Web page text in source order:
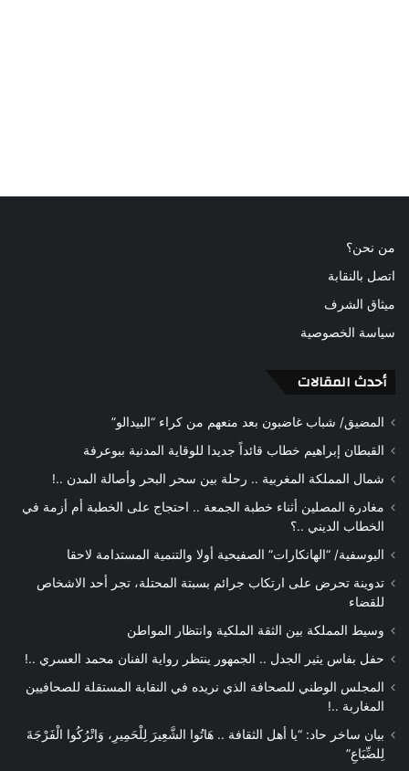
من نحن؟
اتصل بالنقابة
ميثاق الشرف
سياسة الخصوصية
أحدث المقالات
المضيق/ شباب غاضبون بعد منعهم من كراء “البيدالو”
القبطان إبراهيم خطاب قائداً جديدا للوقاية المدنية ببوعرفة
شمال المملكة المغربية .. رحلة بين سحر البحر وأصالة المدن ..!
مغادرة المصلين أثناء خطبة الجمعة .. احتجاج على الخطبة أم أزمة في
الخطاب الديني ..؟
اليوسفية/ “الهانكارات” الصفيحية أولا والتنمية المستدامة لاحقا
تدوينة تحرض على ارتكاب جرائم بسبتة المحتلة، تجر أحد الاشخاص
للقضاء
وسيط المملكة بين الثقة الملكية وانتظار المواطن
حفل بفاس يثير الجدل .. الجمهور ينتظر رواية الفنان محمد العسري ..!
المجلس الوطني للصحافة الذي نريده في النقابة المستقلة للصحافيين
المغاربة ..!
بيان ساخر حاد: “يا أهل الثقافة .. هَاتُوا الشَّعِيرَ لِلْحَمِيرِ، وَاتْرُكُوا الْفَرْجَةَ
لِلضِّبَاعِ”